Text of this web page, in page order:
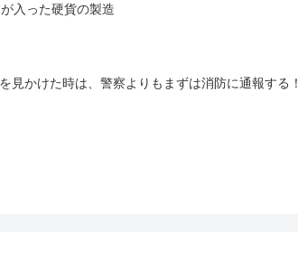
入った硬貨の製造
見かけた時は、警察よりもまずは消防に通報する！